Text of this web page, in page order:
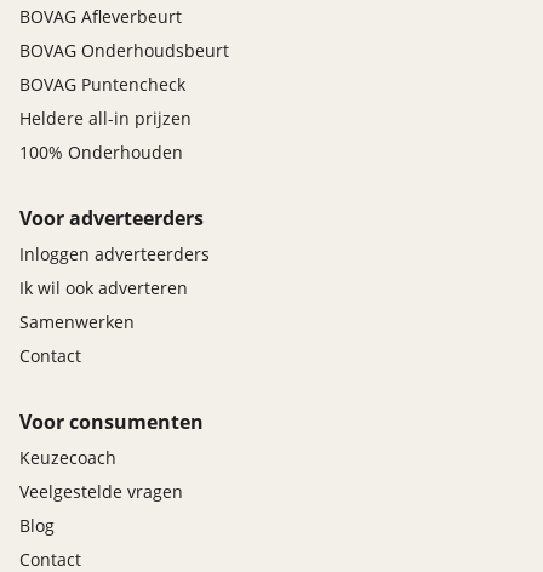
BOVAG Afleverbeurt
BOVAG Onderhoudsbeurt
BOVAG Puntencheck
Heldere all-in prijzen
100% Onderhouden
Voor adverteerders
Inloggen adverteerders
Ik wil ook adverteren
Samenwerken
Contact
Voor consumenten
Keuzecoach
Veelgestelde vragen
Blog
Contact